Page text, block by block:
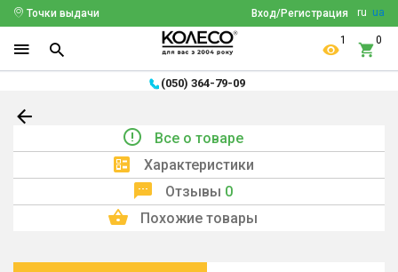
ru ua
Вход/Регистрация
Точки выдачи
1 0
(050) 364-79-09
Все о товаре
Характеристики
Отзывы 0
Похожие товары